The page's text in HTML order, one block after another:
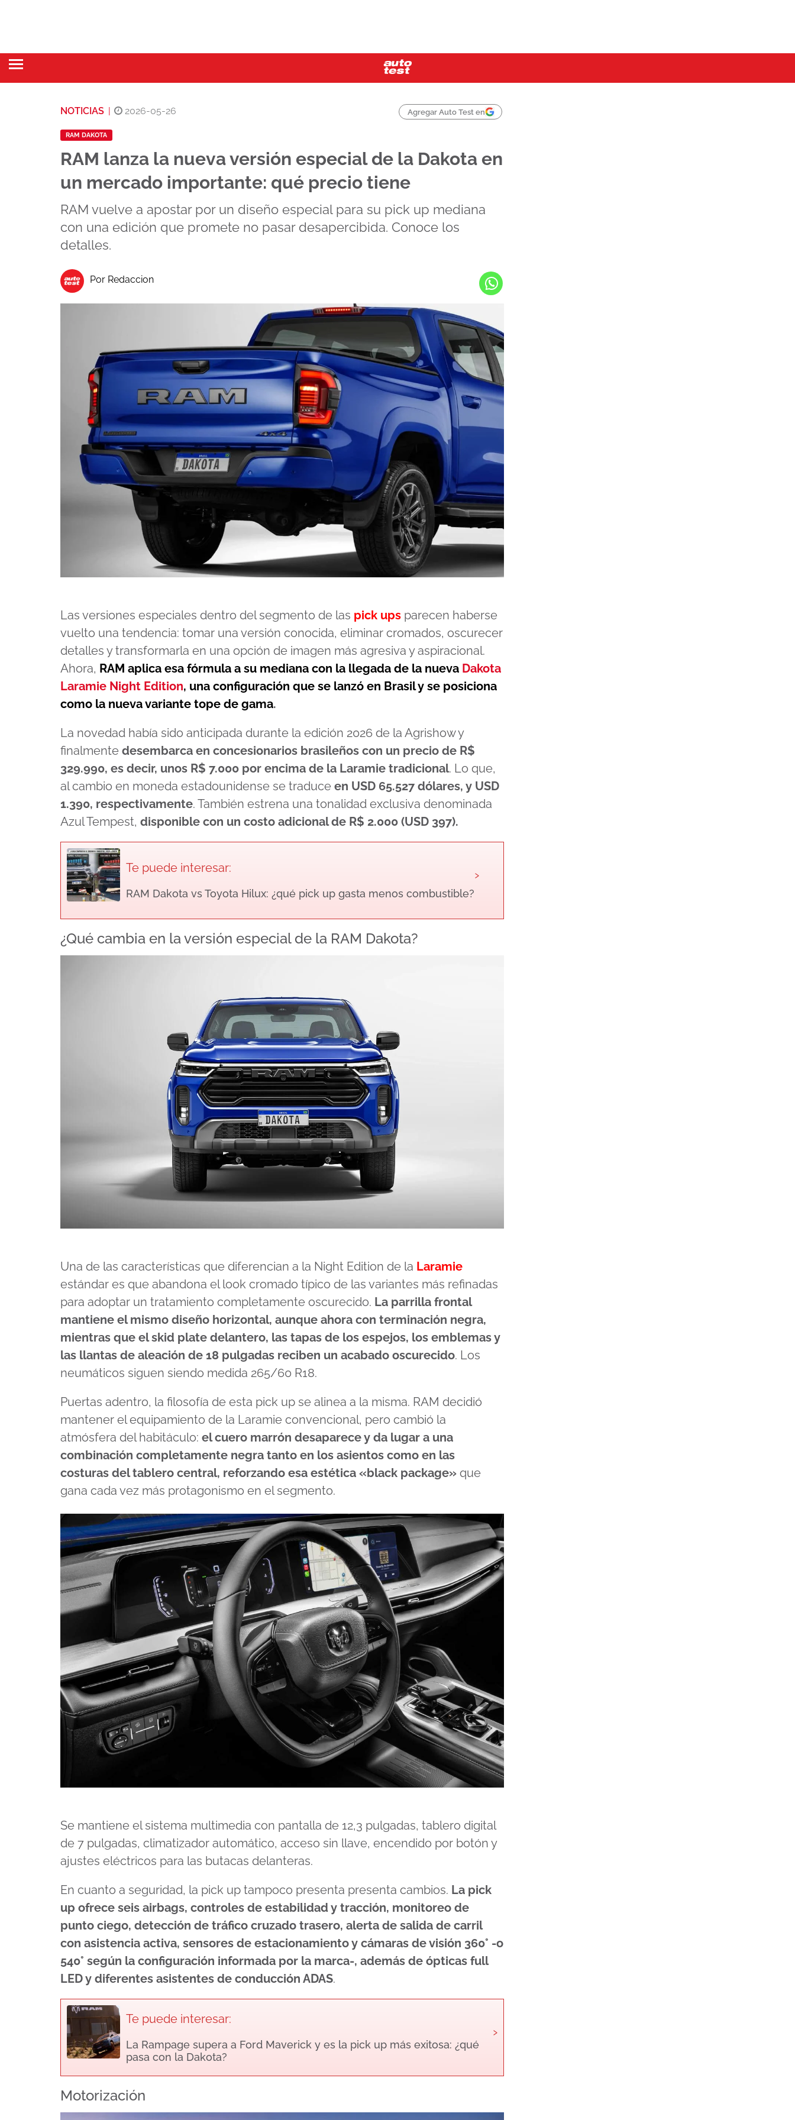
NOTICIAS 2026-05-26 Agregar Auto Test en
RAM DAKOTA
RAM lanza la nueva versión especial de la Dakota en
un mercado importante: qué precio tiene
RAM vuelve a apostar por un diseño especial para su pick up mediana
con una edición que promete no pasar desapercibida. Conoce los
detalles.
Por Redaccion
Las versiones especiales dentro del segmento de las pick ups parecen haberse
vuelto una tendencia: tomar una versión conocida, eliminar cromados, oscurecer
detalles y transformarla en una opción de imagen más agresiva y aspiracional.
Ahora, RAM aplica esa fórmula a su mediana con la llegada de la nueva Dakota
Laramie Night Edition, una configuración que se lanzó en Brasil y se posiciona
como la nueva variante tope de gama.
La novedad había sido anticipada durante la edición 2026 de la Agrishow y
finalmente desembarca en concesionarios brasileños con un precio de R$
329.990, es decir, unos R$ 7.000 por encima de la Laramie tradicional. Lo que,
al cambio en moneda estadounidense se traduce en USD 65.527 dólares, y USD
1.390, respectivamente. También estrena una tonalidad exclusiva denominada
Azul Tempest, disponible con un costo adicional de R$ 2.000 (USD 397).
Te puede interesar:
RAM Dakota vs Toyota Hilux: ¿qué pick up gasta menos combustible?
›
¿Qué cambia en la versión especial de la RAM Dakota?
Una de las características que diferencian a la Night Edition de la Laramie
estándar es que abandona el look cromado típico de las variantes más refinadas
para adoptar un tratamiento completamente oscurecido. La parrilla frontal
mantiene el mismo diseño horizontal, aunque ahora con terminación negra,
mientras que el skid plate delantero, las tapas de los espejos, los emblemas y
las llantas de aleación de 18 pulgadas reciben un acabado oscurecido. Los
neumáticos siguen siendo medida 265/60 R18.
Puertas adentro, la filosofía de esta pick up se alinea a la misma. RAM decidió
mantener el equipamiento de la Laramie convencional, pero cambió la
atmósfera del habitáculo: el cuero marrón desaparece y da lugar a una
combinación completamente negra tanto en los asientos como en las
costuras del tablero central, reforzando esa estética «black package» que
gana cada vez más protagonismo en el segmento.
Se mantiene el sistema multimedia con pantalla de 12,3 pulgadas, tablero digital
de 7 pulgadas, climatizador automático, acceso sin llave, encendido por botón y
ajustes eléctricos para las butacas delanteras.
En cuanto a seguridad, la pick up tampoco presenta presenta cambios. La pick
up ofrece seis airbags, controles de estabilidad y tracción, monitoreo de
punto ciego, detección de tráfico cruzado trasero, alerta de salida de carril
con asistencia activa, sensores de estacionamiento y cámaras de visión 360° -o
540° según la configuración informada por la marca-, además de ópticas full
LED y diferentes asistentes de conducción ADAS.
Te puede interesar:
La Rampage supera a Ford Maverick y es la pick up más exitosa: ¿qué
pasa con la Dakota?
›
Motorización